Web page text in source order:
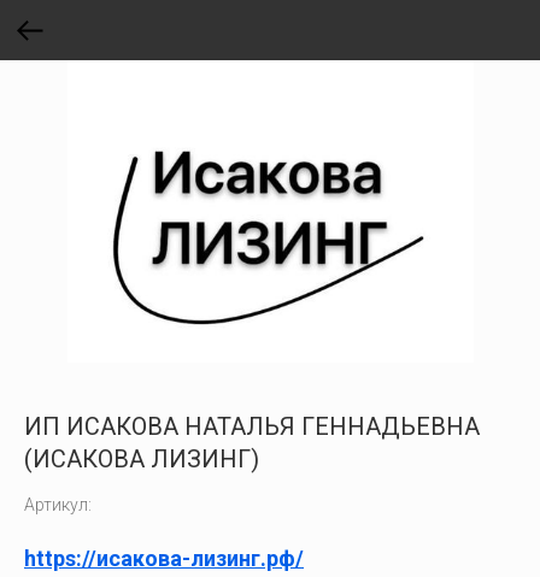
ИП ИСАКОВА НАТАЛЬЯ ГЕННАДЬЕВНА
(ИСАКОВА ЛИЗИНГ)
Артикул:
https://исакова-лизинг.рф/